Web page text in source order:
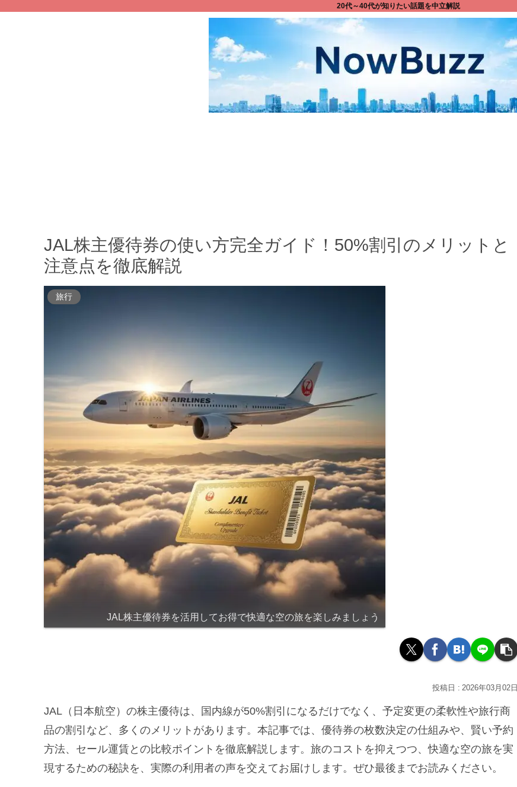
20代～40代が知りたい話題を中立解説
JAL株主優待券の使い方完全ガイド！50%割引のメリットと
注意点を徹底解説
旅行
JAL株主優待券を活用してお得で快適な空の旅を楽しみましょう
2026年03月02日
JAL（日本航空）の株主優待は、国内線が50%割引になるだけでなく、予定変更の柔軟性や旅行商
品の割引など、多くのメリットがあります。本記事では、優待券の枚数決定の仕組みや、賢い予約
方法、セール運賃との比較ポイントを徹底解説します。旅のコストを抑えつつ、快適な空の旅を実
現するための秘訣を、実際の利用者の声を交えてお届けします。ぜひ最後までお読みください。